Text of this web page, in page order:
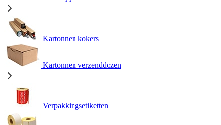
Kartonnen kokers
Kartonnen verzenddozen
Verpakkingsetiketten